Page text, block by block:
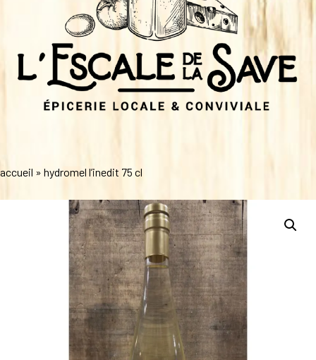
accueil » hydromel l’inedit 75 cl